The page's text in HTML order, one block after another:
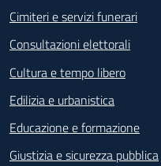
Cimiteri e servizi funerari
Consultazioni elettorali
Cultura e tempo libero
Edilizia e urbanistica
Educazione e formazione
Giustizia e sicurezza pubblica